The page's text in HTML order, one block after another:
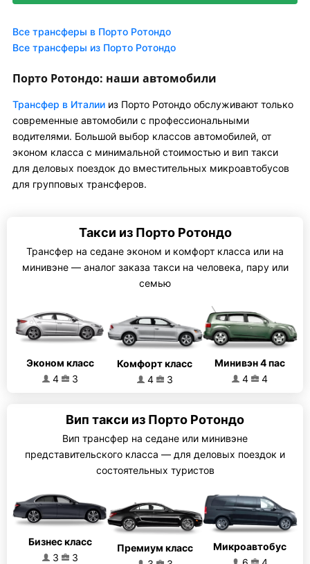
Все трансферы в Порто Ротондо
Все трансферы из Порто Ротондо
Порто Ротондо: наши автомобили
Трансфер в Италии из Порто Ротондо обслуживают только
современные автомобили с профессиональными
водителями. Большой выбор классов автомобилей, от
эконом класса с минимальной стоимостью и вип такси
для деловых поездок до вместительных микроавтобусов
для групповых трансферов.
Такси из Порто Ротондо
Трансфер на седане эконом и комфорт класса или на
минивэне — аналог заказа такси на человека, пару или
семью
Эконом класс
4
3
Комфорт класс
4
3
Минивэн 4 пас
4
4
Вип такси из Порто Ротондо
Вип трансфер на седане или минивэне
представительского класса — для деловых поездок и
состоятельных туристов
Бизнес класс
3
3
Премиум класс
Микроавтобус